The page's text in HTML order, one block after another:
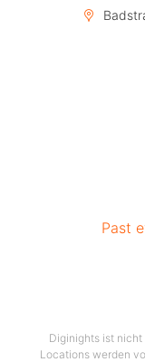
Past
Diginights ist nicht
Locations werden